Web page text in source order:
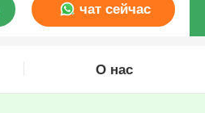
чат сейчас
О нас